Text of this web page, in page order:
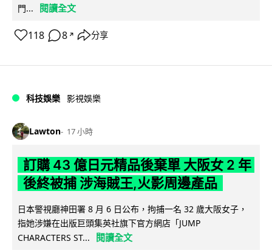
門...
閱讀全文
118 8 ↗ 分享
科技娛樂 影視娛樂
Lawton 17 小時
訂購 43 億日元精品後棄單 大阪女 2 年
後終被捕 涉海賊王,火影周邊產品
日本警視廳神田署 8 月 6 日公布，拘捕一名 32 歲大阪女子，
指她涉嫌在出版巨頭集英社旗下官方網店「JUMP
CHARACTERS ST...
閱讀全文